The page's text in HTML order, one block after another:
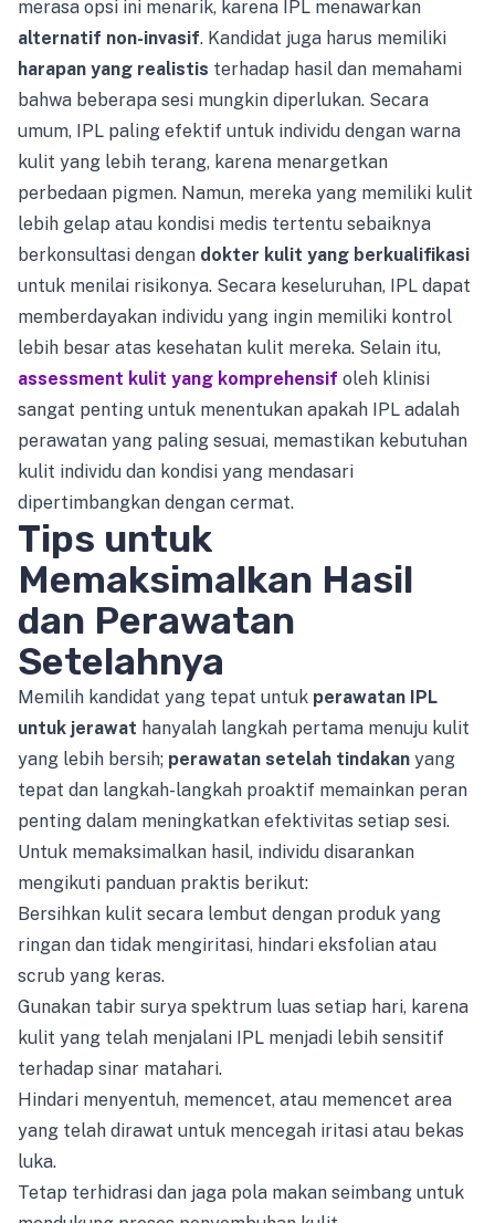
merasa opsi ini menarik, karena IPL menawarkan
alternatif non-invasif. Kandidat juga harus memiliki
harapan yang realistis terhadap hasil dan memahami
bahwa beberapa sesi mungkin diperlukan. Secara
umum, IPL paling efektif untuk individu dengan warna
kulit yang lebih terang, karena menargetkan
perbedaan pigmen. Namun, mereka yang memiliki kulit
lebih gelap atau kondisi medis tertentu sebaiknya
berkonsultasi dengan dokter kulit yang berkualifikasi
untuk menilai risikonya. Secara keseluruhan, IPL dapat
memberdayakan individu yang ingin memiliki kontrol
lebih besar atas kesehatan kulit mereka. Selain itu,
assessment kulit yang komprehensif oleh klinisi
sangat penting untuk menentukan apakah IPL adalah
perawatan yang paling sesuai, memastikan kebutuhan
kulit individu dan kondisi yang mendasari
dipertimbangkan dengan cermat.
Tips untuk
Memaksimalkan Hasil
dan Perawatan
Setelahnya
Memilih kandidat yang tepat untuk perawatan IPL
untuk jerawat hanyalah langkah pertama menuju kulit
yang lebih bersih; perawatan setelah tindakan yang
tepat dan langkah-langkah proaktif memainkan peran
penting dalam meningkatkan efektivitas setiap sesi.
Untuk memaksimalkan hasil, individu disarankan
mengikuti panduan praktis berikut:
Bersihkan kulit secara lembut dengan produk yang
ringan dan tidak mengiritasi, hindari eksfolian atau
scrub yang keras.
Gunakan tabir surya spektrum luas setiap hari, karena
kulit yang telah menjalani IPL menjadi lebih sensitif
terhadap sinar matahari.
Hindari menyentuh, memencet, atau memencet area
yang telah dirawat untuk mencegah iritasi atau bekas
luka.
Tetap terhidrasi dan jaga pola makan seimbang untuk